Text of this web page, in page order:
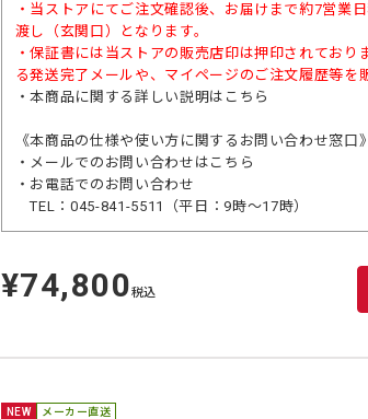
・当ストアにてご注文確認後、お届けまで約7営業
渡し（玄関口）となります。
・保証書には当ストアの販売店印は押印されてお
る発送完了メールや、マイページのご注文履歴等を
・本商品に関する詳しい説明は こちら
《本商品の仕様や使い方に関するお問い合わせ窓口》
・メールでのお問い合わせは こちら
・お電話でのお問い合わせ
TEL：045-841-5511（平日：9時～17時）
定
価
¥74,800税込
NEW メーカー直送